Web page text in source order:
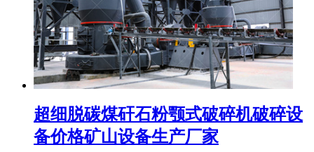
超细脱碳煤矸石粉颚式破碎机破碎设
备价格矿山设备生产厂家